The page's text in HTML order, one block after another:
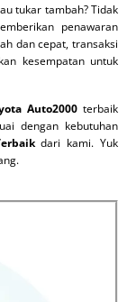
tukar tambah? Tidak
penawaran
dan cepat, transaksi
kesempatan untuk
Auto2000terbaik
dengan kebutuhan
dari kami. Yuk